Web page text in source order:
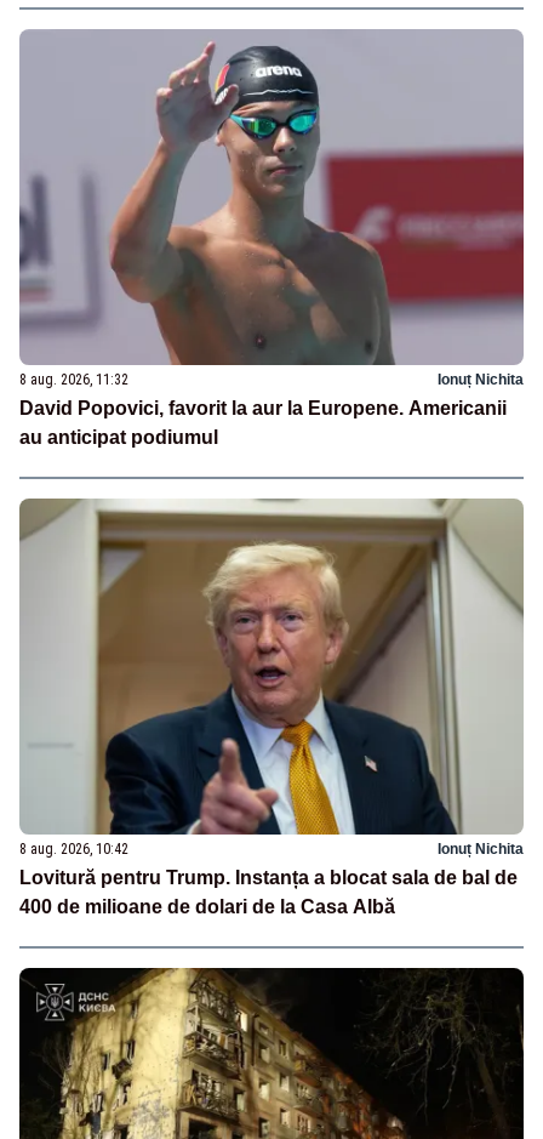
8 aug. 2026, 11:32 Ionuț Nichita
David Popovici, favorit la aur la Europene. Americanii
au anticipat podiumul
8 aug. 2026, 10:42 Ionuț Nichita
Lovitură pentru Trump. Instanța a blocat sala de bal de
400 de milioane de dolari de la Casa Albă